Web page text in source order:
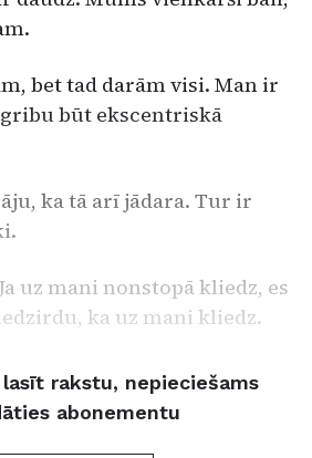
bet tad darām visi. Man ir
būt ekscentriskā
ka tā arī jādara. Tur ir
uz mani nonstopā kliedz, es
ka uz mani kliedz.
rakstu, nepieciešams
abonementu